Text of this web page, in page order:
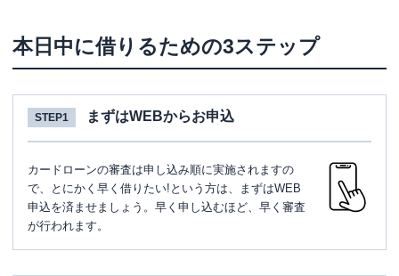
本日中に借りるための3ステップ
STEP1 まずはWEBからお申込
カードローンの審査は申し込み順に実施されますの
で、とにかく早く借りたい!という方は、まずはWEB
申込を済ませましょう。早く申し込むほど、早く審査
が行われます。